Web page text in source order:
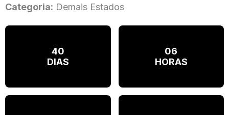
Categoria: Demais Estados
40
DIAS
06
HORAS